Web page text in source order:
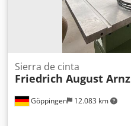
Göppingen 12.083 km
Sierra de cinta
Friedrich August Arnz